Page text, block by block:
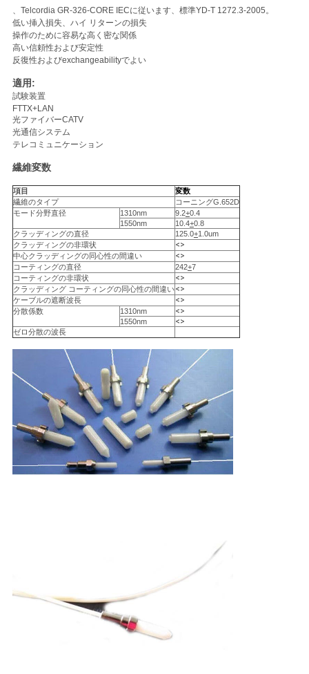
な
さ
い
ニ
ュ
ー
ス
引
用
を
要
し
な
さ
い
PRIVACY
、Telcordia GR-326-CORE IECに従います、標準YD-T 1272.3-2005。
低い挿入損失、ハイ リターンの損失
操作のために容易な高く密な関係
高い信頼性および安定性
反復性およびexchangeabilityでよい
適用:
試験装置
FTTX+LAN
光ファイバーCATV
光通信システム
テレコミュニケーション
繊維変数
項目
変数
繊維のタイプ
コーニングG.652D
モード分野直径
1310nm 9.2+0.4
1550nm
10.4+0.8
クラッディングの直径
125.0+1.0um
クラッディングの非環状
<>
中心クラッディングの同心性の間違い <>
コーティングの直径 242+7
コーティングの非環状
<>
クラッディング コーティングの同心性の間違い<>
ケーブルの遮断波長 <>
分散係数 1310nm <>
1550nm <>
ゼロ分散の波長